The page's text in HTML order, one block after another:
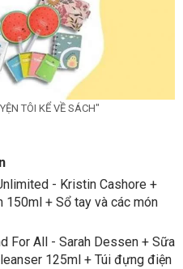
TÔI KỂ VỀ SÁCH"
- Kristin Cashore +
150ml + Sổ tay và các món
For All - Sarah Dessen + Sữa
125ml + Túi đựng điện